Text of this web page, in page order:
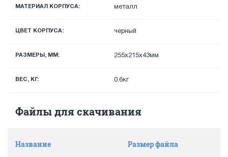
МАТЕРИАЛ КОРПУСА: металл
ЦВЕТ КОРПУСА: черный
РАЗМЕРЫ, ММ: 255x215x43мм
ВЕС, КГ: 0.6кг
Файлы для скачивания
Название Размер файла